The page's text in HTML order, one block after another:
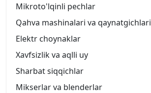
Mikroto'lqinli pechlar
Qahva mashinalari va qaynatgichlari
Elektr choynaklar
Xavfsizlik va aqlli uy
Sharbat siqqichlar
Mikserlar va blenderlar